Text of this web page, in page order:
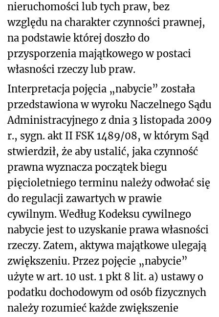
nieruchomości lub tych praw, bez
względu na charakter czynności prawnej,
na podstawie której doszło do
przysporzenia majątkowego w postaci
własności rzeczy lub praw.
Interpretacja pojęcia „nabycie” została
przedstawiona w wyroku Naczelnego Sądu
Administracyjnego z dnia 3 listopada 2009
r., sygn. akt II FSK 1489/08, w którym Sąd
stwierdził, że aby ustalić, jaka czynność
prawna wyznacza początek biegu
pięcioletniego terminu należy odwołać się
do regulacji zawartych w prawie
cywilnym. Według Kodeksu cywilnego
nabycie jest to uzyskanie prawa własności
rzeczy. Zatem, aktywa majątkowe ulegają
zwiększeniu. Przez pojęcie „nabycie”
użyte w art. 10 ust. 1 pkt 8 lit. a) ustawy o
podatku dochodowym od osób fizycznych
należy rozumieć każde zwiększenie